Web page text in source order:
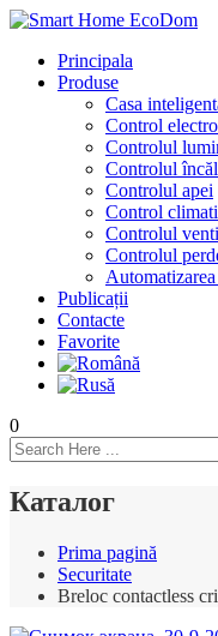
Principala
Produse
Casa
Control
Controlul
Controlul
Controlul apei
Control
Controlul
Сontrolul
Publicații
Contacte
Favorite
0
Каталог
Prima pagină
Securitate
Breloс contactless